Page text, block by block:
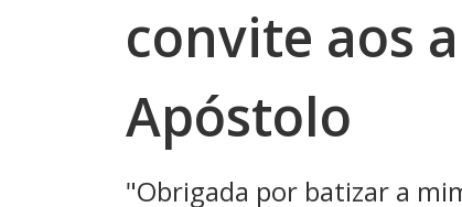
convite aos
Apóstolo
"Obrigada por batizar a